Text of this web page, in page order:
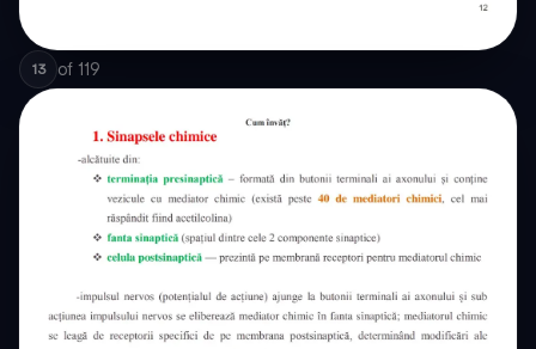
13 of 119